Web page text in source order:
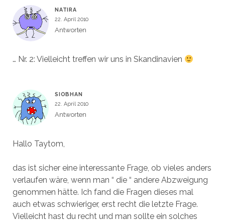
NATIRA
22. April 2010
Antworten
… Nr. 2: Vielleicht treffen wir uns in Skandinavien
SIOBHAN
22. April 2010
Antworten
Hallo Taytom,
das ist sicher eine interessante Frage, ob vieles anders
verlaufen wäre, wenn man “ die “ andere Abzweigung
genommen hätte. Ich fand die Fragen dieses mal
auch etwas schwieriger, erst recht die letzte Frage.
Vielleicht hast du recht und man sollte ein solches